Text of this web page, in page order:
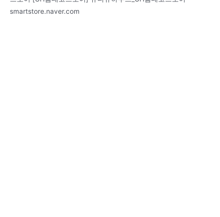
smartstore.naver.com